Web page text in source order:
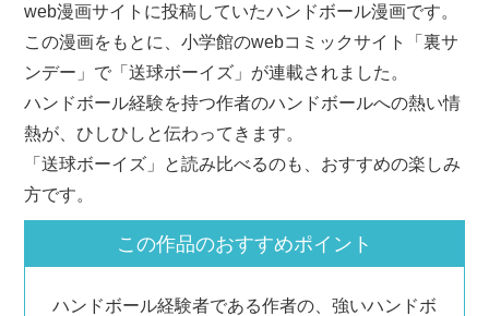
web漫画サイトに投稿していたハンドボール漫画です。
この漫画をもとに、小学館のwebコミックサイト「裏サ
ンデー」で「送球ボーイズ」が連載されました。
ハンドボール経験を持つ作者のハンドボールへの熱い情
熱が、ひしひしと伝わってきます。
「送球ボーイズ」と読み比べるのも、おすすめの楽しみ
方です。
この作品のおすすめポイント
ハンドボール経験者である作者の、強いハンドボ